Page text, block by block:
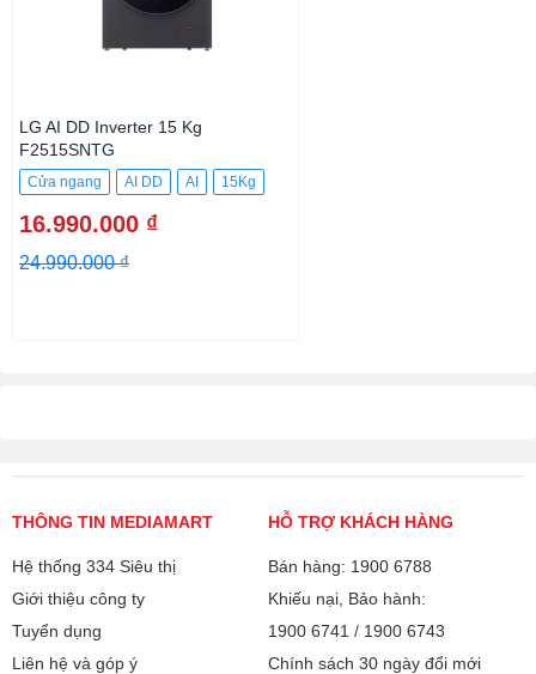
LG AI DD Inverter 15 Kg
F2515SNTG
Cửa ngang AI DD AI 15Kg
16.990.000 ₫
24.990.000 ₫
THÔNG TIN MEDIAMART
Hệ thống 334 Siêu thị
Giới thiệu công ty
Tuyển dụng
Liên hệ và góp ý
HỖ TRỢ KHÁCH HÀNG
Bán hàng: 1900 6788
Khiếu nại, Bảo hành:
1900 6741 / 1900 6743
Chính sách 30 ngày đổi mới